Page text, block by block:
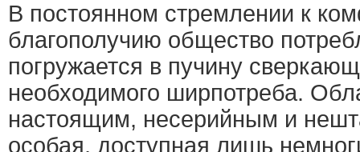
В постоянном стремлении к
благополучию общество
погружается в пучину
необходимого ширпотреба.
настоящим, несерийным и
особая, доступная лишь